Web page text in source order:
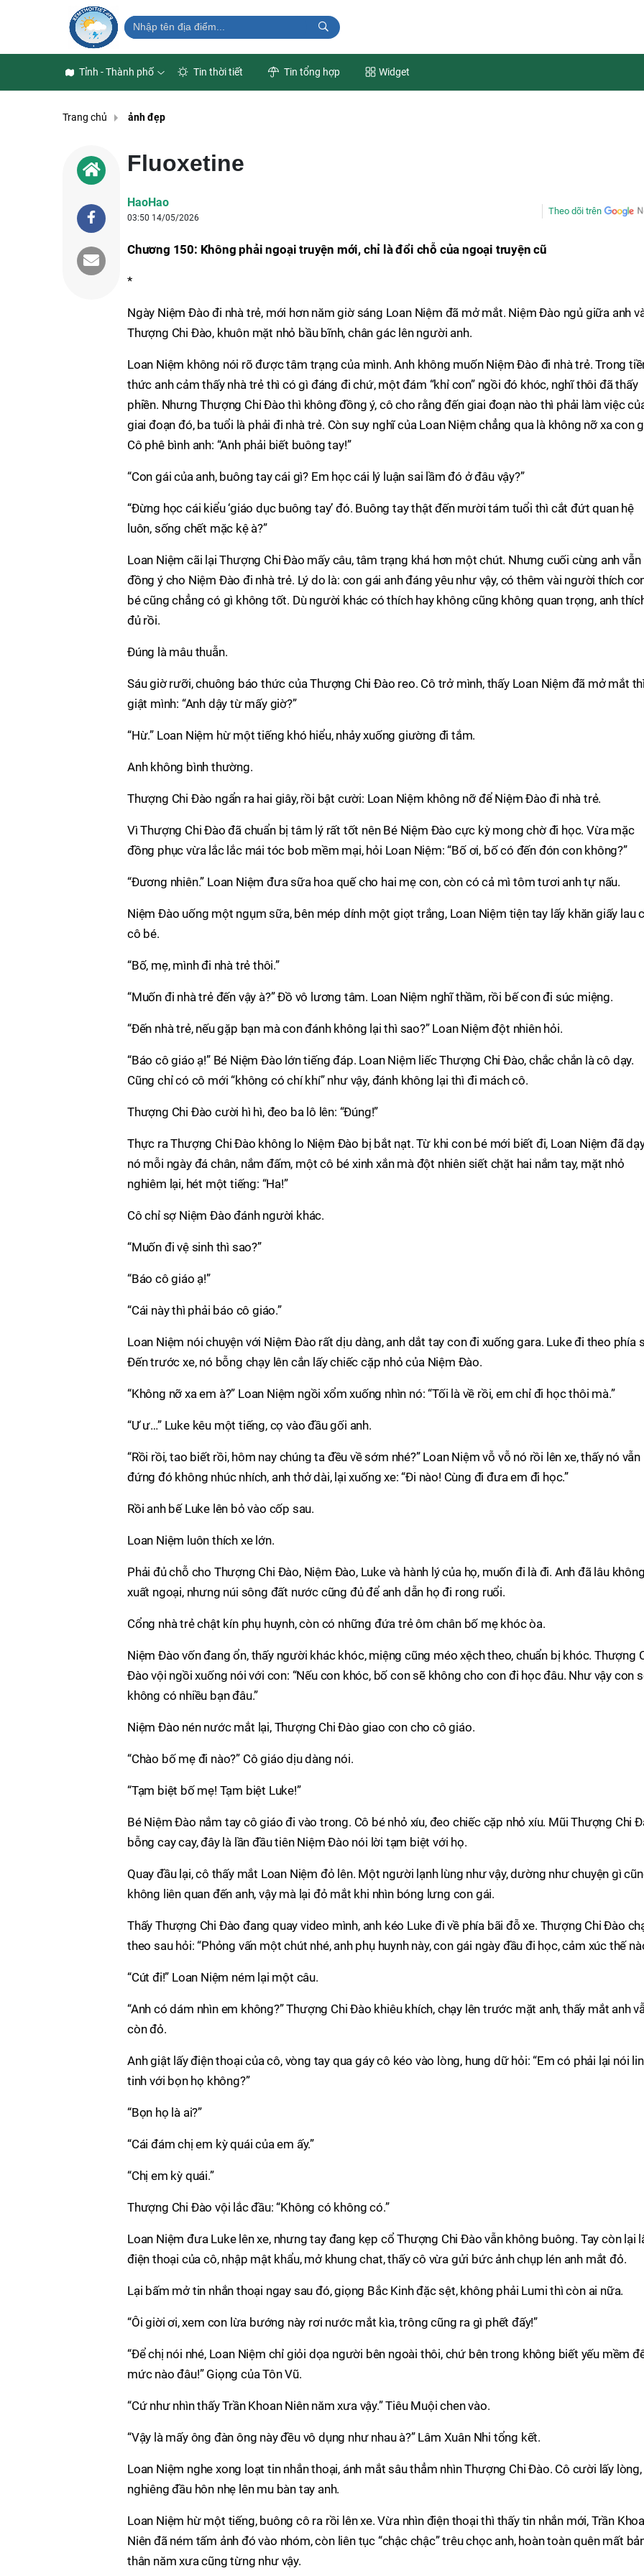
Tỉnh - Thành phố Tin thời tiết Tin tổng hợp Widget
Trang chủ ảnh đẹp
Fluoxetine
HaoHao
03:50 14/05/2026
Theo dõi trên
Chương 150: Không phải ngoại truyện mới, chỉ là đổi chỗ của ngoại truyện cũ
*
Ngày Niệm Đào đi nhà trẻ, mới hơn năm giờ sáng Loan Niệm đã mở mắt. Niệm Đào ngủ giữa anh
Thượng Chi Đào, khuôn mặt nhỏ bầu bĩnh, chân gác lên người anh.
Loan Niệm không nói rõ được tâm trạng của mình. Anh không muốn Niệm Đào đi nhà trẻ. Trong
thức anh cảm thấy nhà trẻ thì có gì đáng đi chứ, một đám “khỉ con” ngồi đó khóc, nghĩ thôi đã thấy
phiền. Nhưng Thượng Chi Đào thì không đồng ý, cô cho rằng đến giai đoạn nào thì phải làm việc
giai đoạn đó, ba tuổi là phải đi nhà trẻ. Còn suy nghĩ của Loan Niệm chẳng qua là không nỡ xa con
Cô phê bình anh: “Anh phải biết buông tay!”
“Con gái của anh, buông tay cái gì? Em học cái lý luận sai lầm đó ở đâu vậy?”
“Đừng học cái kiểu ‘giáo dục buông tay’ đó. Buông tay thật đến mười tám tuổi thì cắt đứt quan hệ
luôn, sống chết mặc kệ à?”
Loan Niệm cãi lại Thượng Chi Đào mấy câu, tâm trạng khá hơn một chút. Nhưng cuối cùng anh vẫn
đồng ý cho Niệm Đào đi nhà trẻ. Lý do là: con gái anh đáng yêu như vậy, có thêm vài người thích
bé cũng chẳng có gì không tốt. Dù người khác có thích hay không cũng không quan trọng, anh
đủ rồi.
Đúng là mâu thuẫn.
Sáu giờ rưỡi, chuông báo thức của Thượng Chi Đào reo. Cô trở mình, thấy Loan Niệm đã mở mắt thì
giật mình: “Anh dậy từ mấy giờ?”
“Hừ.” Loan Niệm hừ một tiếng khó hiểu, nhảy xuống giường đi tắm.
Anh không bình thường.
Thượng Chi Đào ngẩn ra hai giây, rồi bật cười: Loan Niệm không nỡ để Niệm Đào đi nhà trẻ.
Vì Thượng Chi Đào đã chuẩn bị tâm lý rất tốt nên Bé Niệm Đào cực kỳ mong chờ đi học. Vừa mặc
đồng phục vừa lắc lắc mái tóc bob mềm mại, hỏi Loan Niệm: “Bố ơi, bố có đến đón con không?”
“Đương nhiên.” Loan Niệm đưa sữa hoa quế cho hai mẹ con, còn có cả mì tôm tươi anh tự nấu.
Niệm Đào uống một ngụm sữa, bên mép dính một giọt trắng, Loan Niệm tiện tay lấy khăn giấy lau
cô bé.
“Bố, mẹ, mình đi nhà trẻ thôi.”
“Muốn đi nhà trẻ đến vậy à?” Đồ vô lương tâm. Loan Niệm nghĩ thầm, rồi bế con đi súc miệng.
“Đến nhà trẻ, nếu gặp bạn mà con đánh không lại thì sao?” Loan Niệm đột nhiên hỏi.
“Báo cô giáo ạ!” Bé Niệm Đào lớn tiếng đáp. Loan Niệm liếc Thượng Chi Đào, chắc chắn là cô dạy.
Cũng chỉ có cô mới “không có chí khí” như vậy, đánh không lại thì đi mách cô.
Thượng Chi Đào cười hì hì, đeo ba lô lên: “Đúng!”
Thực ra Thượng Chi Đào không lo Niệm Đào bị bắt nạt. Từ khi con bé mới biết đi, Loan Niệm đã
nó mỗi ngày đá chân, nắm đấm, một cô bé xinh xắn mà đột nhiên siết chặt hai nắm tay, mặt nhỏ
nghiêm lại, hét một tiếng: “Ha!”
Cô chỉ sợ Niệm Đào đánh người khác.
“Muốn đi vệ sinh thì sao?”
“Báo cô giáo ạ!”
“Cái này thì phải báo cô giáo.”
Loan Niệm nói chuyện với Niệm Đào rất dịu dàng, anh dắt tay con đi xuống gara. Luke đi theo phía
Đến trước xe, nó bỗng chạy lên cắn lấy chiếc cặp nhỏ của Niệm Đào.
“Không nỡ xa em à?” Loan Niệm ngồi xổm xuống nhìn nó: “Tối là về rồi, em chỉ đi học thôi mà.”
“Ư ư…” Luke kêu một tiếng, cọ vào đầu gối anh.
“Rồi rồi, tao biết rồi, hôm nay chúng ta đều về sớm nhé?” Loan Niệm vỗ vỗ nó rồi lên xe, thấy nó vẫn
đứng đó không nhúc nhích, anh thở dài, lại xuống xe: “Đi nào! Cùng đi đưa em đi học.”
Rồi anh bế Luke lên bỏ vào cốp sau.
Loan Niệm luôn thích xe lớn.
Phải đủ chỗ cho Thượng Chi Đào, Niệm Đào, Luke và hành lý của họ, muốn đi là đi. Anh đã lâu không
xuất ngoại, nhưng núi sông đất nước cũng đủ để anh dẫn họ đi rong ruổi.
Cổng nhà trẻ chật kín phụ huynh, còn có những đứa trẻ ôm chân bố mẹ khóc òa.
Niệm Đào vốn đang ổn, thấy người khác khóc, miệng cũng méo xệch theo, chuẩn bị khóc. Thượng
Đào vội ngồi xuống nói với con: “Nếu con khóc, bố con sẽ không cho con đi học đâu. Như vậy con
không có nhiều bạn đâu.”
Niệm Đào nén nước mắt lại, Thượng Chi Đào giao con cho cô giáo.
“Chào bố mẹ đi nào?” Cô giáo dịu dàng nói.
“Tạm biệt bố mẹ! Tạm biệt Luke!”
Bé Niệm Đào nắm tay cô giáo đi vào trong. Cô bé nhỏ xíu, đeo chiếc cặp nhỏ xíu. Mũi Thượng Chi
bỗng cay cay, đây là lần đầu tiên Niệm Đào nói lời tạm biệt với họ.
Quay đầu lại, cô thấy mắt Loan Niệm đỏ lên. Một người lạnh lùng như vậy, dường như chuyện gì
không liên quan đến anh, vậy mà lại đỏ mắt khi nhìn bóng lưng con gái.
Thấy Thượng Chi Đào đang quay video mình, anh kéo Luke đi về phía bãi đỗ xe. Thượng Chi Đào
theo sau hỏi: “Phỏng vấn một chút nhé, anh phụ huynh này, con gái ngày đầu đi học, cảm xúc thế
“Cút đi!” Loan Niệm ném lại một câu.
“Anh có dám nhìn em không?” Thượng Chi Đào khiêu khích, chạy lên trước mặt anh, thấy mắt anh
còn đỏ.
Anh giật lấy điện thoại của cô, vòng tay qua gáy cô kéo vào lòng, hung dữ hỏi: “Em có phải lại nói
tinh với bọn họ không?”
“Bọn họ là ai?”
“Cái đám chị em kỳ quái của em ấy.”
“Chị em kỳ quái.”
Thượng Chi Đào vội lắc đầu: “Không có không có.”
Loan Niệm đưa Luke lên xe, nhưng tay đang kẹp cổ Thượng Chi Đào vẫn không buông. Tay còn lại
điện thoại của cô, nhập mật khẩu, mở khung chat, thấy cô vừa gửi bức ảnh chụp lén anh mắt đỏ.
Lại bấm mở tin nhắn thoại ngay sau đó, giọng Bắc Kinh đặc sệt, không phải Lumi thì còn ai nữa.
“Ôi giời ơi, xem con lừa bướng này rơi nước mắt kìa, trông cũng ra gì phết đấy!”
“Để chị nói nhé, Loan Niệm chỉ giỏi dọa người bên ngoài thôi, chứ bên trong không biết yếu mềm
mức nào đâu!” Giọng của Tôn Vũ.
“Cứ như nhìn thấy Trần Khoan Niên năm xưa vậy.” Tiêu Muội chen vào.
“Vậy là mấy ông đàn ông này đều vô dụng như nhau à?” Lâm Xuân Nhi tổng kết.
Loan Niệm nghe xong loạt tin nhắn thoại, ánh mắt sâu thẳm nhìn Thượng Chi Đào. Cô cười lấy lòng,
nghiêng đầu hôn nhẹ lên mu bàn tay anh.
Loan Niệm hừ một tiếng, buông cô ra rồi lên xe. Vừa nhìn điện thoại thì thấy tin nhắn mới, Trần
Niên đã ném tấm ảnh đó vào nhóm, còn liên tục “chậc chậc” trêu chọc anh, hoàn toàn quên mất
thân năm xưa cũng từng như vậy.